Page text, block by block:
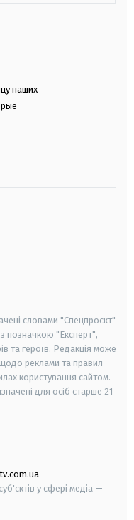
наших
словами "Спецпроєкт"
позначкою "Експерт",
та героїв. Редакція може
щодо реклами та правил
користування сайтом.
для осіб старше 21
у сфері медіа —